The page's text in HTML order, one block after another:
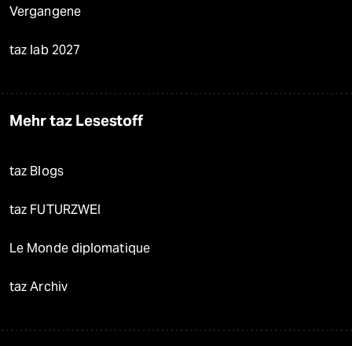
Vergangene
taz lab 2027
Mehr taz Lesestoff
taz Blogs
taz FUTURZWEI
Le Monde diplomatique
taz Archiv